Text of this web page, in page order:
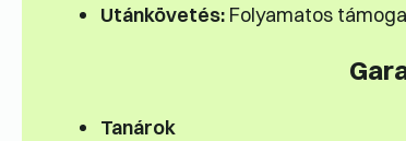
Utánkövetés:Folyamatos
Tanárok